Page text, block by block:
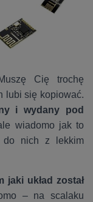
Cię trochę
lubi się kopiować.
i wydany pod
wiadomo jak to
do nich z lekkim
jaki układ został
– na scalaku